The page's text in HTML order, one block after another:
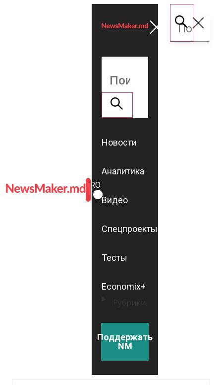
ROMÂNĂ
RU
Новости
Аналитика
Видео
Спецпроекты
Тесты
Economix+
Поддержать
NM